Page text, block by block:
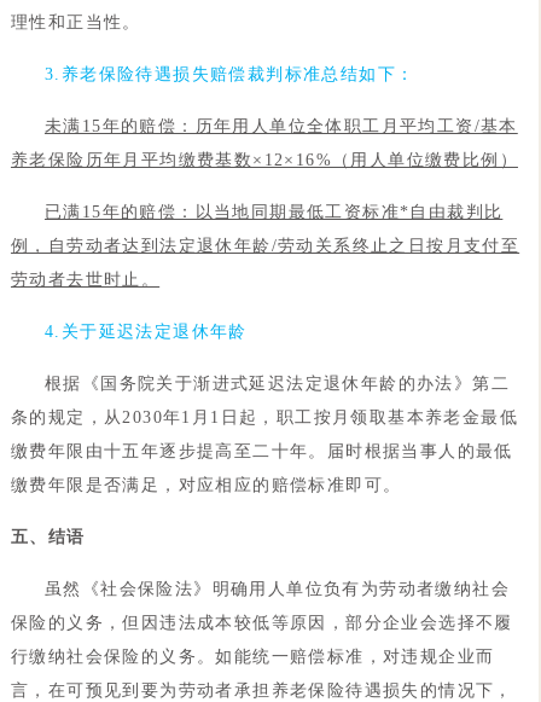
理性和正当性。
3.养老保险待遇损失赔偿裁判标准总结如下：
未满15年的赔偿：历年用人单位全体职工月平均工资/基本
养老保险历年月平均缴费基数×12×16%（用人单位缴费比例）
已满15年的赔偿：以当地同期最低工资标准*自由裁判比
例，自劳动者达到法定退休年龄/劳动关系终止之日按月支付至
劳动者去世时止。
4.关于延迟法定退休年龄
根据《国务院关于渐进式延迟法定退休年龄的办法》第二
条的规定，从2030年1月1日起，职工按月领取基本养老金最低
缴费年限由十五年逐步提高至二十年。届时根据当事人的最低
缴费年限是否满足，对应相应的赔偿标准即可。
五、结语
虽然《社会保险法》明确用人单位负有为劳动者缴纳社会
保险的义务，但因违法成本较低等原因，部分企业会选择不履
行缴纳社会保险的义务。如能统一赔偿标准，对违规企业而
言，在可预见到要为劳动者承担养老保险待遇损失的情况下，